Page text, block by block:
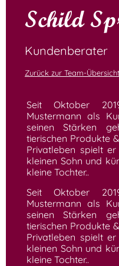
Schild
Kundenberater
Zurück zur Team-Übersicht
Seit Oktober
Mustermann als
seinen Stärken
tierischen Produkte
Privatleben spielt
kleinen Sohn und
kleine Tochter..
Seit Oktober
Mustermann als
seinen Stärken
tierischen Produkte
Privatleben spielt
kleinen Sohn und
kleine Tochter..